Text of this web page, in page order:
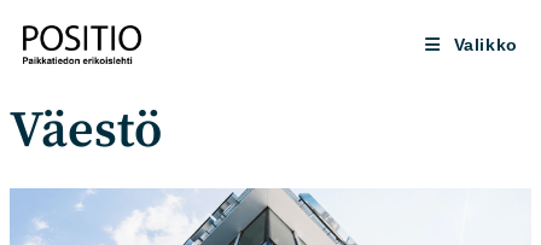
suoraan
sisältöön
Valikko
Väestö